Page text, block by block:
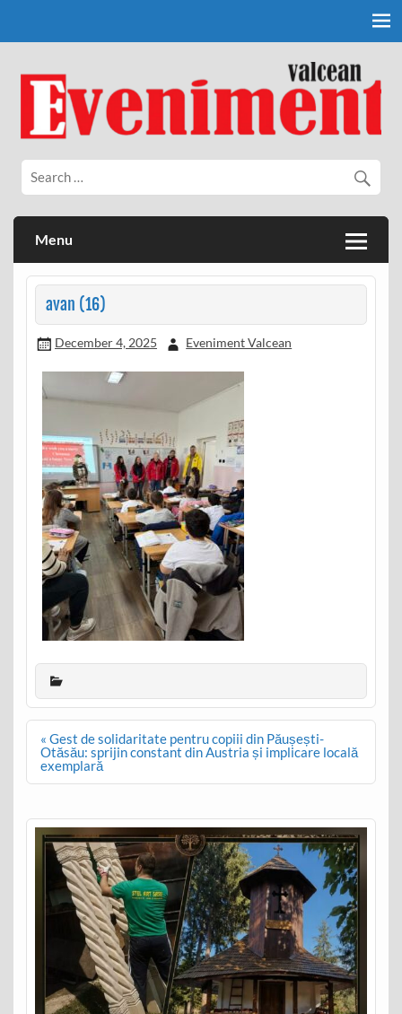
Eveniment Valcean
Menu
avan (16)
December 4, 2025 Eveniment Valcean
Post
navigation
« Gest de solidaritate pentru copiii din Păușești-
Otăsău: sprijin constant din Austria și implicare locală
exemplară